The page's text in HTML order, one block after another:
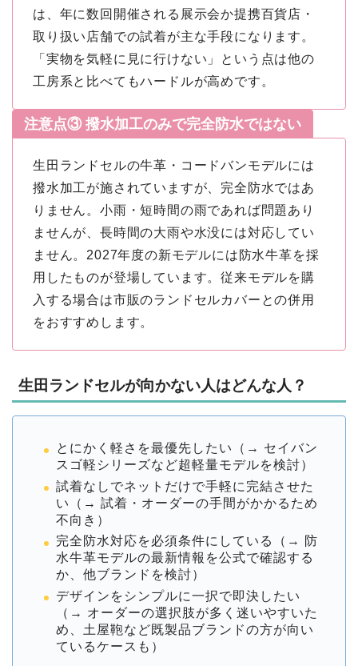
は、年に数回開催される展示会か提携百貨店・
取り扱い店舗での試着が主な手段になります。
「実物を気軽に見に行けない」という点は他の
工房系と比べてもハードルが高めです。
注意点③ 撥水加工のみで完全防水ではない
生田ランドセルの牛革・コードバンモデルには
撥水加工が施されていますが、完全防水ではあ
りません。小雨・短時間の雨であれば問題あり
ませんが、長時間の大雨や水没には対応してい
ません。2027年度の新モデルには防水牛革を採
用したものが登場しています。従来モデルを購
入する場合は市販のランドセルカバーとの併用
をおすすめします。
生田ランドセルが向かない人はどんな人？
とにかく軽さを最優先したい（→ セイバン
スゴ軽シリーズなど超軽量モデルを検討）
試着なしでネットだけで手軽に完結させた
い（→ 試着・オーダーの手間がかかるため
不向き）
完全防水対応を必須条件にしている（→ 防
水牛革モデルの最新情報を公式で確認する
か、他ブランドを検討）
デザインをシンプルに一択で即決したい
（→ オーダーの選択肢が多く迷いやすいた
め、土屋鞄など既製品ブランドの方が向い
ているケースも）